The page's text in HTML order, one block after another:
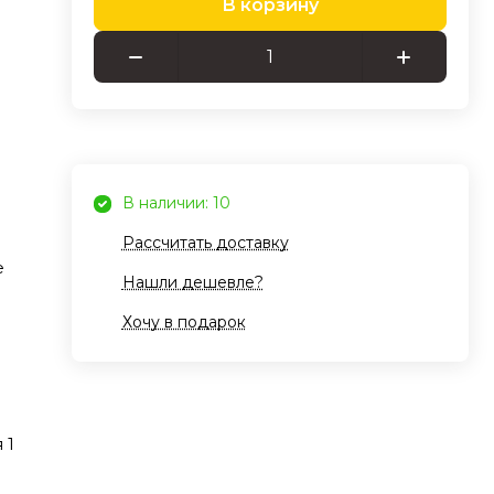
В корзину
В наличии: 10
Рассчитать доставку
Нашли дешевле?
Хочу в подарок